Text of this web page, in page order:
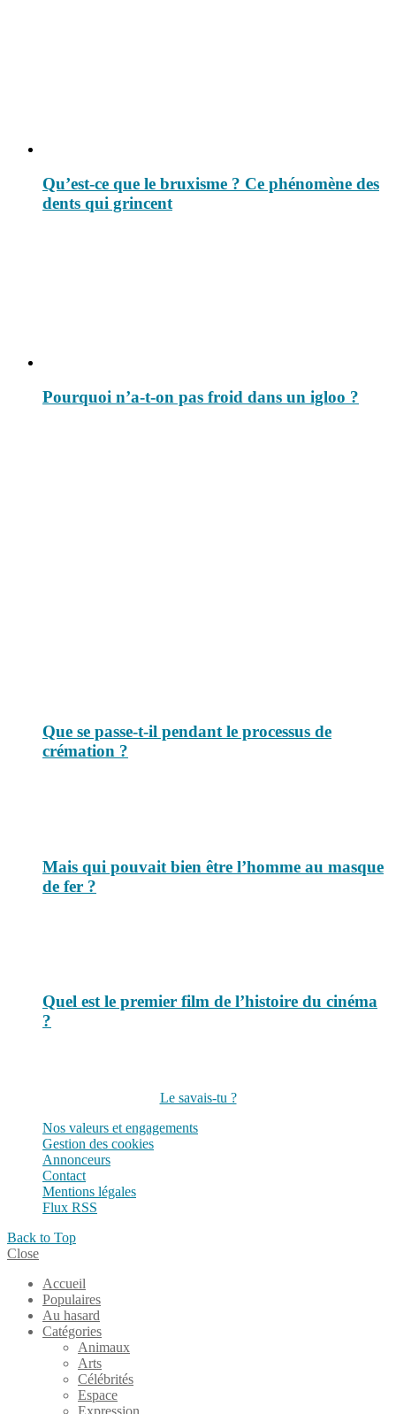
Qu’est-ce que le bruxisme ? Ce phénomène des
dents qui grincent
Pourquoi n’a-t-on pas froid dans un igloo ?
Que se passe-t-il pendant le processus de
crémation ?
Mais qui pouvait bien être l’homme au masque
de fer ?
Quel est le premier film de l’histoire du cinéma
?
Le savais-tu ?
Nos valeurs et engagements
Gestion des cookies
Annonceurs
Contact
Mentions légales
Flux RSS
Back to Top
Close
Accueil
Populaires
Au hasard
Catégories
Animaux
Arts
Célébrités
Espace
Expression